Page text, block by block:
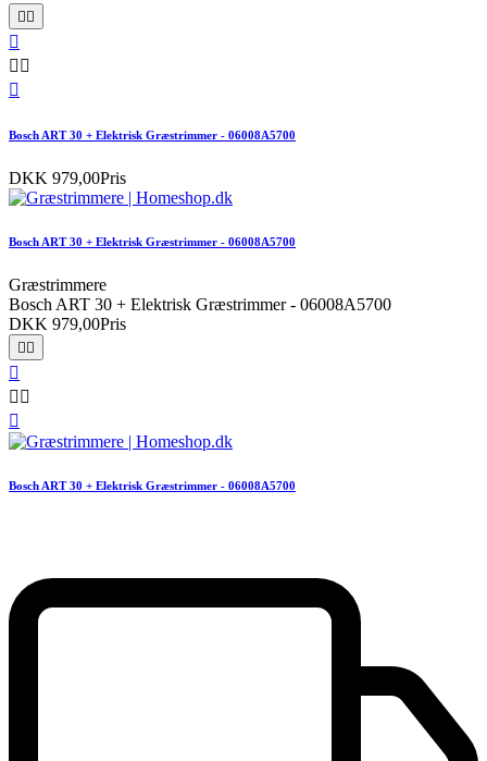
 

 

Bosch ART 30 + Elektrisk Græstrimmer - 06008A5700
DKK 979,00Pris
Bosch ART 30 + Elektrisk Græstrimmer - 06008A5700
Græstrimmere
Bosch ART 30 + Elektrisk Græstrimmer - 06008A5700
DKK 979,00Pris
 

 

Bosch ART 30 + Elektrisk Græstrimmer - 06008A5700